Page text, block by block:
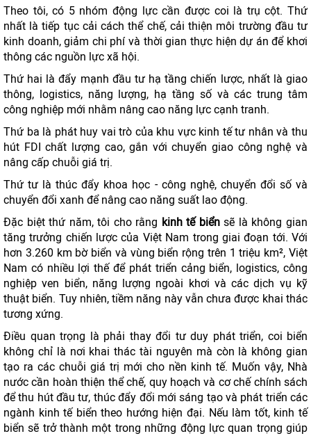
Theo tôi, có 5 nhóm động lực cần được coi là trụ cột. Thứ
nhất là tiếp tục cải cách thể chế, cải thiện môi trường đầu tư
kinh doanh, giảm chi phí và thời gian thực hiện dự án để khơi
thông các nguồn lực xã hội.
Thứ hai là đẩy mạnh đầu tư hạ tầng chiến lược, nhất là giao
thông, logistics, năng lượng, hạ tầng số và các trung tâm
công nghiệp mới nhằm nâng cao năng lực cạnh tranh.
Thứ ba là phát huy vai trò của khu vực kinh tế tư nhân và thu
hút FDI chất lượng cao, gắn với chuyển giao công nghệ và
nâng cấp chuỗi giá trị.
Thứ tư là thúc đẩy khoa học - công nghệ, chuyển đổi số và
chuyển đổi xanh để nâng cao năng suất lao động.
Đặc biệt thứ năm, tôi cho rằng kinh tế biểnsẽ là không gian
tăng trưởng chiến lược của Việt Nam trong giai đoạn tới. Với
hơn 3.260 km bờ biển và vùng biển rộng trên 1 triệu km², Việt
Nam có nhiều lợi thế để phát triển cảng biển, logistics, công
nghiệp ven biển, năng lượng ngoài khơi và các dịch vụ kỹ
thuật biển. Tuy nhiên, tiềm năng này vẫn chưa được khai thác
tương xứng.
Điều quan trọng là phải thay đổi tư duy phát triển, coi biển
không chỉ là nơi khai thác tài nguyên mà còn là không gian
tạo ra các chuỗi giá trị mới cho nền kinh tế. Muốn vậy, Nhà
nước cần hoàn thiện thể chế, quy hoạch và cơ chế chính sách
để thu hút đầu tư, thúc đẩy đổi mới sáng tạo và phát triển các
ngành kinh tế biển theo hướng hiện đại. Nếu làm tốt, kinh tế
biển sẽ trở thành một trong những động lực quan trọng giúp